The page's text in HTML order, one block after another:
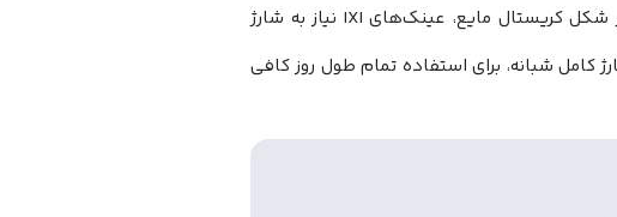
با توجه به نیاز به تأمین انرژی برای سیستم‌های ردیابی چشم و تغییر شکل کریستال مایع، عینک‌های IXI نیاز به شارژ
کامل شبانه، برای استفاده تمام طول روز کافی